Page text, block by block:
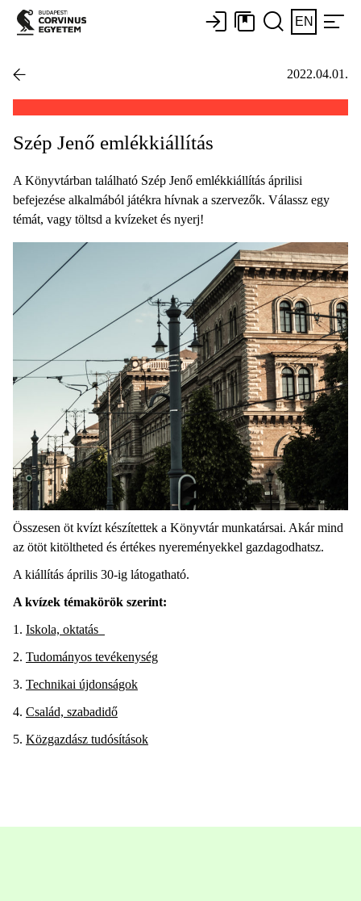
EN
2022.04.01.
Szép Jenő emlékkiállítás
A Könyvtárban található Szép Jenő emlékkiállítás áprilisi
befejezése alkalmából játékra hívnak a szervezők. Válassz egy
témát, vagy töltsd a kvízeket és nyerj!
Összesen öt kvízt készítettek a Könyvtár munkatársai. Akár mind
az ötöt kitöltheted és értékes nyereményekkel gazdagodhatsz.
A kiállítás április 30-ig látogatható.
A kvízek témakörök szerint:
1. Iskola, oktatás
2. Tudományos tevékenység
3. Technikai újdonságok
4. Család, szabadidő
5. Közgazdász tudósítások